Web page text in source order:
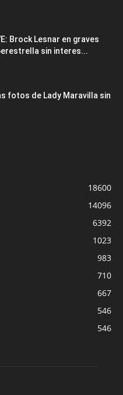
Brock Lesnar en graves
sin interes...
fotos de Lady Maravilla sin
18600
14096
6392
1023
983
710
667
546
546